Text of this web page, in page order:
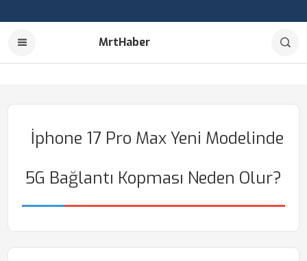
MrtHaber
İphone 17 Pro Max Yeni Modelinde
5G Bağlantı Kopması Neden Olur?